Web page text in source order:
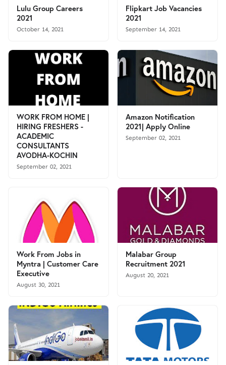
Lulu Group Careers
2021
October 14, 2021
Flipkart Job Vacancies
2021
September 14, 2021
WORK FROM HOME |
HIRING FRESHERS -
ACADEMIC
CONSULTANTS
AVODHA-KOCHIN
September 02, 2021
Amazon Notification
2021| Apply Online
September 02, 2021
Work From Jobs in
Myntra | Customer Care
Executive
August 30, 2021
Malabar Group
Recruitment 2021
August 20, 2021